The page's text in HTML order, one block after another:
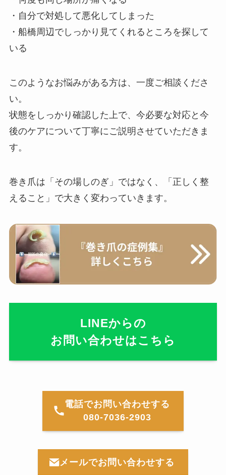
・自分で対処して悪化してしまった
・船橋周辺でしっかり見てくれるところを探して
いる
このようなお悩みがある方は、一度ご相談くださ
い。
状態をしっかり確認した上で、今必要な対応と今
後のケアについて丁寧にご説明させていただきま
す。
巻き爪は「その場しのぎ」ではなく、「正しく整
えること」で大きく変わっていきます。
LINEからの
お問い合わせはこちら
電話でお問い合わせする
080-7036-2903
メールでお問い合わせする